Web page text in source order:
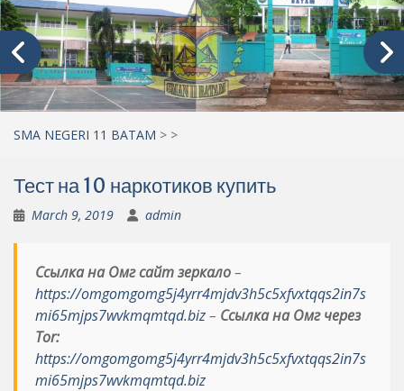
SMA NEGERI 11 BATAM > >
Тест на 10 наркотиков купить
March 9, 2019 admin
Ссылка на Омг сайт зеркало–
https://omgomgomg5j4yrr4mjdv3h5c5xfvxtqqs2in7s
mi65mjps7wvkmqmtqd.biz– Ссылка на Омг через
Tor:
https://omgomgomg5j4yrr4mjdv3h5c5xfvxtqqs2in7s
mi65mjps7wvkmqmtqd.biz